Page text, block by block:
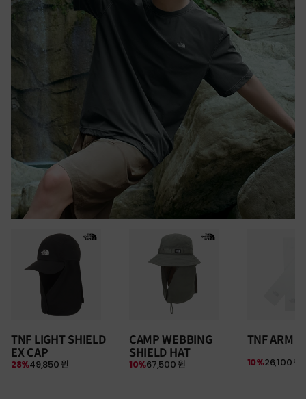
TNF LIGHT SHIELD
EX CAP
49,850 원
28%
CAMP WEBBING
SHIELD HAT
67,500 원
10%
TNF ARM
26,100 원
10%
여름 탈출 원정대
30만원 이상 구매 시
뉴질랜드 & 제주도 여행권 증정 찬스